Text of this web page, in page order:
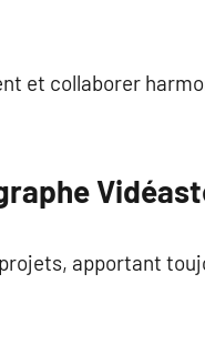
et collaborer
apportant